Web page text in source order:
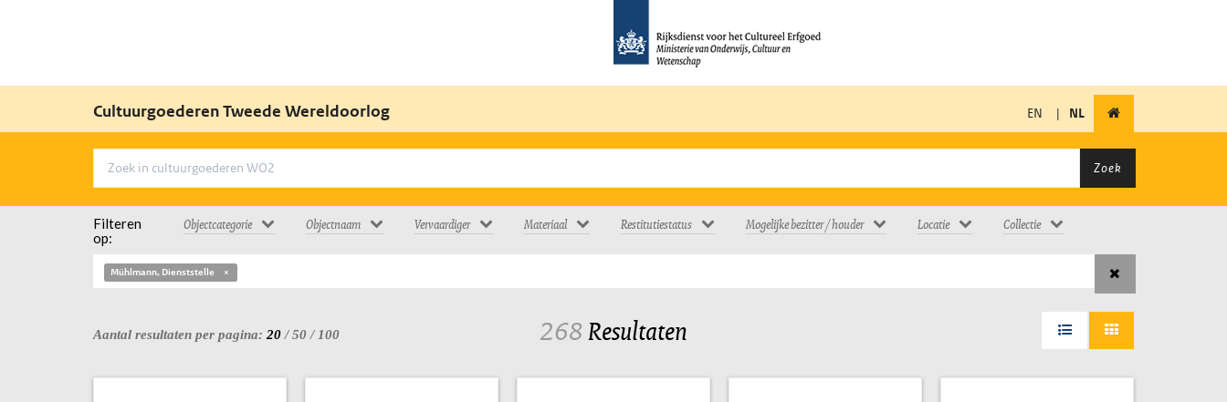
Cultuurgoederen Tweede Wereldoorlog EN | NL
Zoek
Filteren
op:
Objectcategorie Objectnaam Vervaardiger Materiaal Restitutiestatus Mogelijke bezitter / houder Locatie Collectie
Mühlmann, Dienststelle
Aantal resultaten per pagina: 20 /50 / 100 268Resultaten